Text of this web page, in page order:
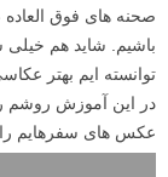
صحنه های فوق العاده
باشیم. شاید هم
توانسته ایم بهتر
در این آموزش روشم
عکس های سفرهایم